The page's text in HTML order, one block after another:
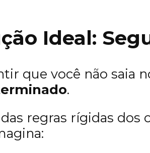
Ideal:
que você não saia
.
regras rígidas dos